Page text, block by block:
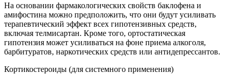
На основании фармакологических свойств баклофена и
амифостина можно предположить, что они будут усиливать
терапевтический эффект всех гипотензивных средств,
включая телмисартан. Кроме того, ортостатическая
гипотензия может усиливаться на фоне приема алкоголя,
барбитуратов, наркотических средств или антидепрессантов.
Кортикостероиды (для системного применения)